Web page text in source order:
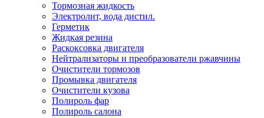
Тормозная жидкость
Электролит, вода дистил.
Герметик
Жидкая резина
Раскоксовка двигателя
Нейтрализаторы и преобразователи ржавчины
Очистители тормозов
Промывка двигателя
Очистители кузова
Полироль фар
Полироль салона